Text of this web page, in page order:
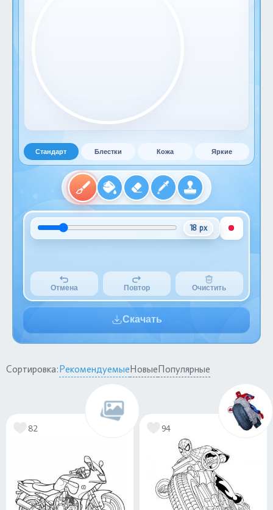
Стандарт Блестки Кожа Яркие
18 px
Отмена Повтор Очистить
Скачать
Сортировка:РекомендуемыеНовыеПопулярные
82 94